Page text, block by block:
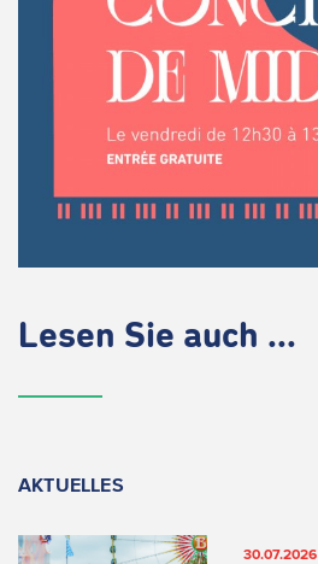
Lesen Sie auch ...
AKTUELLES
30.07.2026